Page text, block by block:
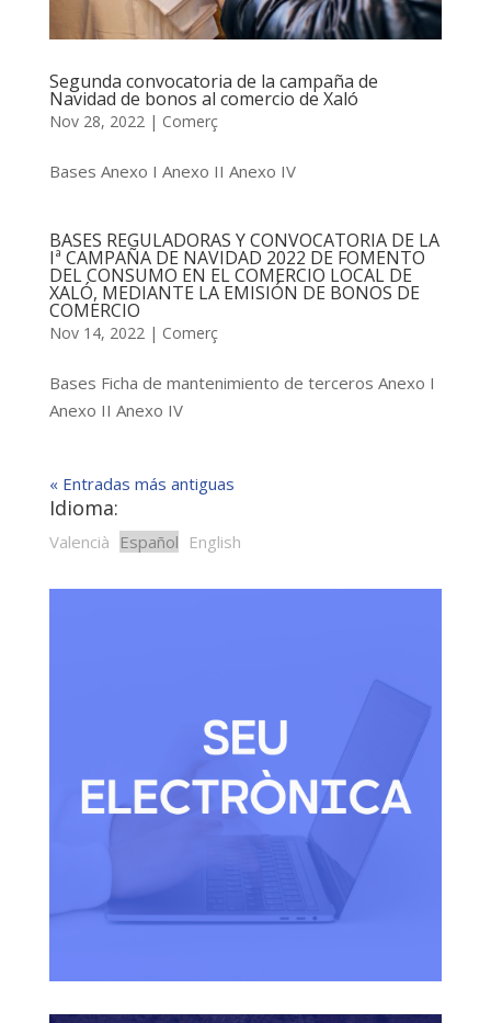
Segunda convocatoria de la campaña de
Navidad de bonos al comercio de Xaló
Nov 28, 2022 | Comerç
Bases Anexo I Anexo II Anexo IV
BASES REGULADORAS Y CONVOCATORIA DE LA
Iª CAMPAÑA DE NAVIDAD 2022 DE FOMENTO
DEL CONSUMO EN EL COMERCIO LOCAL DE
XALÓ, MEDIANTE LA EMISIÓN DE BONOS DE
COMERCIO
Nov 14, 2022 | Comerç
Bases Ficha de mantenimiento de terceros Anexo I
Anexo II Anexo IV
« Entradas más antiguas
Idioma:
Valencià Español English